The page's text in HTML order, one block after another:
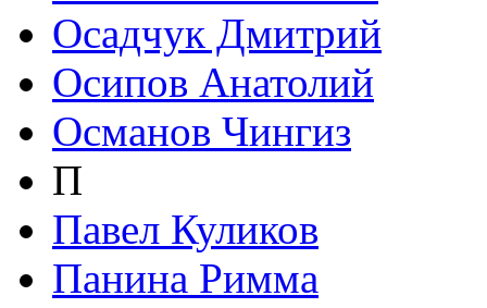
Осадчук Дмитрий
Осипов Анатолий
Османов Чингиз
П
Павел Куликов
Панина Римма